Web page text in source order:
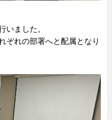
いました。
ぞれの部署へと配属となり